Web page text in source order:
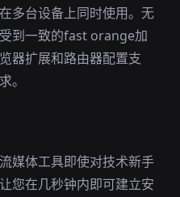
多台设备上同时使用。无
到一致的fast orange加
器扩展和路由器配置支
。
媒体工具即使对技术新手
您在几秒钟内即可建立安